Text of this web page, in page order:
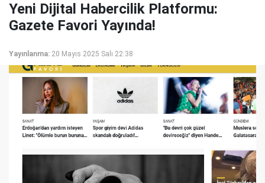
Yeni Dijital Habercilik Platformu:
Gazete Favori Yayında!
Yayınlanma: 20 Mayıs 2025 Salı 22:38